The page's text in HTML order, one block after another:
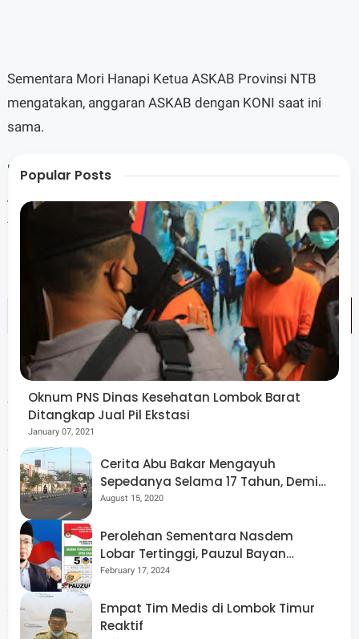
Sementara Mori Hanapi Ketua ASKAB Provinsi NTB
mengatakan, anggaran ASKAB dengan KONI saat ini
sama.
"Jika KONI anggarannya 2 Miliar maka sama juga
ASKAB", katanya.
Lebih lanjut dikatakan, penggemar di NTB sangat minim,
dari 5 Juta penduduk NTB hanya 1 Juta yang suka sepak
bola. Meski begitu pihaknya tetap akan membangkitkan
gairah perswpakbolaan Daerah.
Kemudian H. M. Sukiman Azmy Bupati Lotim
memaparkan anggaran pengurus olah raga tentu tidak
akan pernah cukup, pasalnya hanya beberapa bidang
saja yang masuk dalam skala proiritas.
Popular Posts
Oknum PNS Dinas Kesehatan Lombok Barat
Ditangkap Jual Pil Ekstasi
January 07, 2021
Cerita Abu Bakar Mengayuh
Sepedanya Selama 17 Tahun, Demi
Menggelorakan Kemerdekaan
August 15, 2020
Perolehan Sementara Nasdem
Lobar Tertinggi, Pauzul Bayan
Berpeluang “Rebut” Kursi Dapil 3
February 17, 2024
Empat Tim Medis di Lombok Timur
Reaktif